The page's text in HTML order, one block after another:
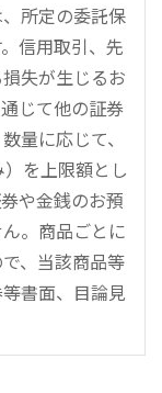
所定の委託保
信用取引、先
失が生じるお
じて他の証券
量に応じて、
を上限額とし
や金銭のお預
。商品ごとに
、当該商品等
書面、目論見